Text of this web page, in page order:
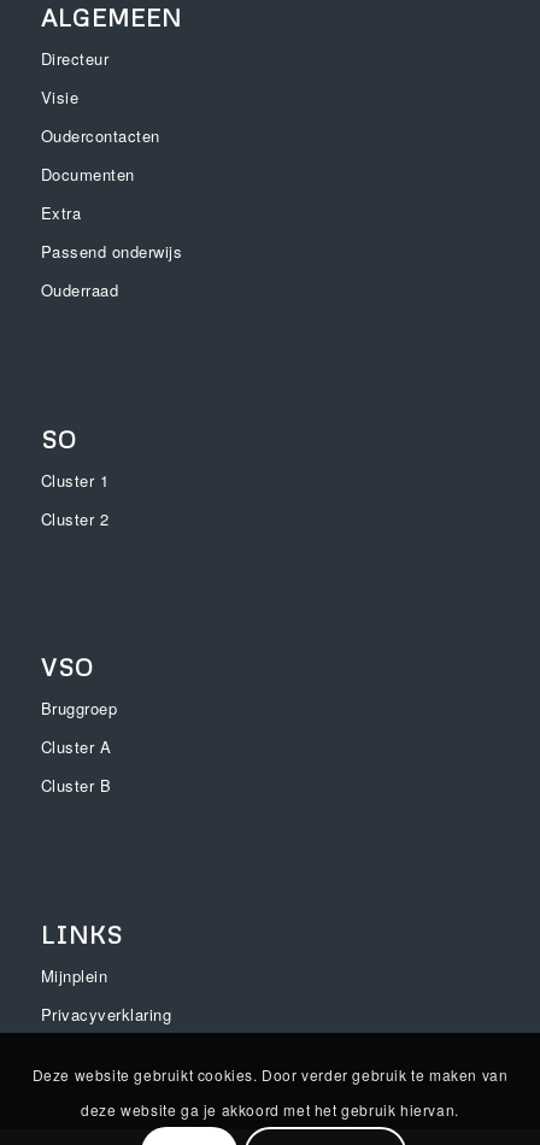
ALGEMEEN
Directeur
Visie
Oudercontacten
Documenten
Extra
Passend onderwijs
Ouderraad
SO
Cluster 1
Cluster 2
VSO
Bruggroep
Cluster A
Cluster B
LINKS
Mijnplein
Privacyverklaring
Deze website gebruikt cookies. Door verder gebruik te maken van
deze website ga je akkoord met het gebruik hiervan.